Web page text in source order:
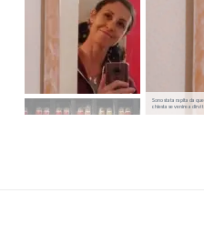
Sono stata rapita da
chiesta se venire a dirvi